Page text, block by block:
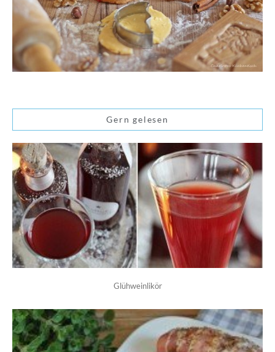
Gern gelesen
Glühweinlikör